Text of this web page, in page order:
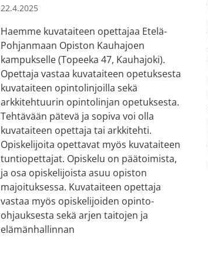
22.4.2025
Haemme kuvataiteen opettajaa Etelä-
Pohjanmaan Opiston Kauhajoen
kampukselle (Topeeka 47, Kauhajoki).
Opettaja vastaa kuvataiteen opetuksesta
kuvataiteen opintolinjoilla sekä
arkkitehtuurin opintolinjan opetuksesta.
Tehtävään pätevä ja sopiva voi olla
kuvataiteen opettaja tai arkkitehti.
Opiskelijoita opettavat myös kuvataiteen
tuntiopettajat. Opiskelu on päätoimista,
ja osa opiskelijoista asuu opiston
majoituksessa. Kuvataiteen opettaja
vastaa myös opiskelijoiden opinto-
ohjauksesta sekä arjen taitojen ja
elämänhallinnan